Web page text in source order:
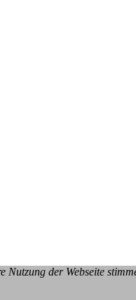
der Webseite